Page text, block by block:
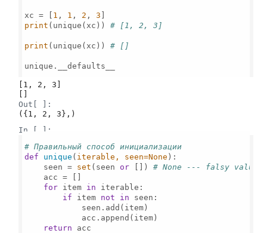
xc = [ 1 , 1 , 2 , 3
print (unique(xc)) # [1, 2, 3]
print (unique(xc)) # []
unique.__defaults__
[1, 2, 3]
Out[ ]:
({1, 2, 3},)
In [ ]:
# Правильный способ инициализации
def
unique ( iterable, seen=None ):
    seen =
set (seen or []) # None --- falsy value;
    acc = []
for item in iterable:
if item not in seen:
            seen.add(item)
            acc.append(item)
return acc